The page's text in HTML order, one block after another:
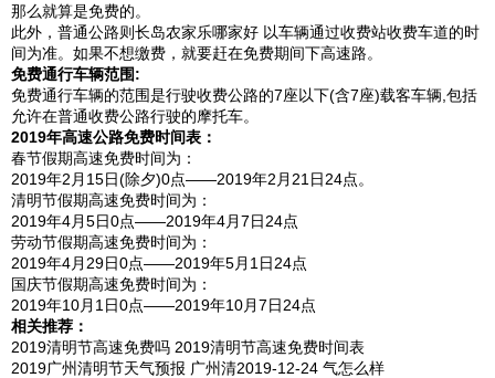
那么就算是免费的。
此外，普通公路则长岛农家乐哪家好 以车辆通过收费站收费车道的时
间为准。如果不想缴费，就要赶在免费期间下高速路。
免费通行车辆范围:
免费通行车辆的范围是行驶收费公路的7座以下(含7座)载客车辆,包括
允许在普通收费公路行驶的摩托车。
2019年高速公路免费时间表：
春节假期高速免费时间为：
2019年2月15日(除夕)0点——2019年2月21日24点。
清明节假期高速免费时间为：
2019年4月5日0点——2019年4月7日24点
劳动节假期高速免费时间为：
2019年4月29日0点——2019年5月1日24点
国庆节假期高速免费时间为：
2019年10月1日0点——2019年10月7日24点
相关推荐：
2019清明节高速免费吗 2019清明节高速免费时间表
2019广州清明节天气预报 广州清2019-12-24 气怎么样